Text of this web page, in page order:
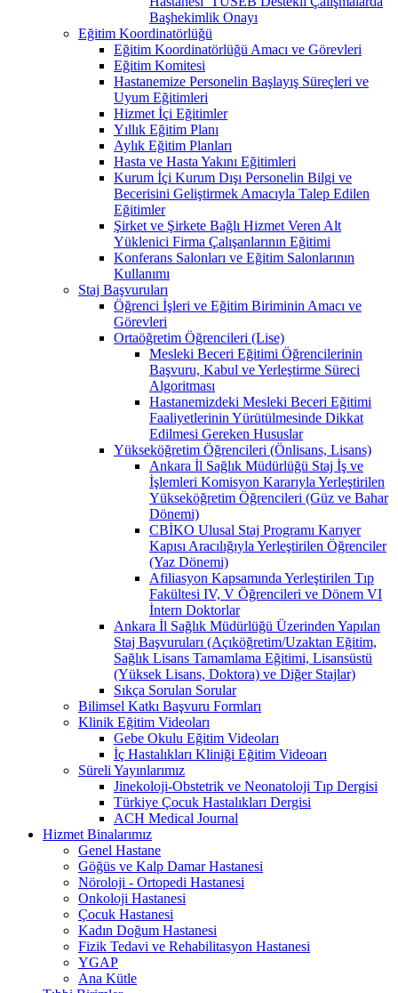
Başhekimlik Onayı
Eğitim Koordinatörlüğü
Eğitim Koordinatörlüğü Amacı ve Görevleri
Eğitim Komitesi
Hastanemize Personelin Başlayış Süreçleri ve
Uyum Eğitimleri
Hizmet İçi Eğitimler
Yıllık Eğitim Planı
Aylık Eğitim Planları
Hasta ve Hasta Yakını Eğitimleri
Kurum İçi Kurum Dışı Personelin Bilgi ve
Becerisini Geliştirmek Amacıyla Talep Edilen
Eğitimler
Şirket ve Şirkete Bağlı Hizmet Veren Alt
Yüklenici Firma Çalışanlarının Eğitimi
Konferans Salonları ve Eğitim Salonlarının
Kullanımı
Staj Başvuruları
Öğrenci İşleri ve Eğitim Biriminin Amacı ve
Görevleri
Ortaöğretim Öğrencileri (Lise)
Mesleki Beceri Eğitimi Öğrencilerinin
Başvuru, Kabul ve Yerleştirme Süreci
Algoritması
Hastanemizdeki Mesleki Beceri Eğitimi
Faaliyetlerinin Yürütülmesinde Dikkat
Edilmesi Gereken Hususlar
Yükseköğretim Öğrencileri (Önlisans, Lisans)
Ankara İl Sağlık Müdürlüğü Staj İş ve
İşlemleri Komisyon Kararıyla Yerleştirilen
Yükseköğretim Öğrencileri (Güz ve Bahar
Dönemi)
CBİKO Ulusal Staj Programı Karıyer
Kapısı Aracılığıyla Yerleştirilen Öğrenciler
(Yaz Dönemi)
Afiliasyon Kapsamında Yerleştirilen Tıp
Fakültesi IV, V Öğrencileri ve Dönem VI
İntern Doktorlar
Ankara İl Sağlık Müdürlüğü Üzerinden Yapılan
Staj Başvuruları (Açıköğretim/Uzaktan Eğitim,
Sağlık Lisans Tamamlama Eğitimi, Lisansüstü
(Yüksek Lisans, Doktora) ve Diğer Stajlar)
Sıkça Sorulan Sorular
Bilimsel Katkı Başvuru Formları
Klinik Eğitim Videoları
Gebe Okulu Eğitim Videoları
İç Hastalıkları Kliniği Eğitim Videoarı
Süreli Yayınlarımız
Jinekoloji-Obstetrik ve Neonatoloji Tıp Dergisi
Türkiye Çocuk Hastalıkları Dergisi
ACH Medical Journal
Hizmet Binalarımız
Genel Hastane
Göğüs ve Kalp Damar Hastanesi
Nöroloji - Ortopedi Hastanesi
Onkoloji Hastanesi
Çocuk Hastanesi
Kadın Doğum Hastanesi
Fizik Tedavi ve Rehabilitasyon Hastanesi
YGAP
Ana Kütle